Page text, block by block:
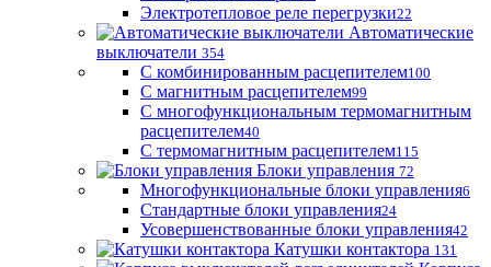
Электротепловое реле перегрузки22
Автоматические
выключатели 354
С комбинированным расцепителем100
С магнитным расцепителем99
С многофункциональным термомагнитным
расцепителем40
С термомагнитным расцепителем115
Блоки управления 72
Многофункциональные блоки управления6
Стандартные блоки управления24
Усовершенствованные блоки управления42
Катушки контактора 131